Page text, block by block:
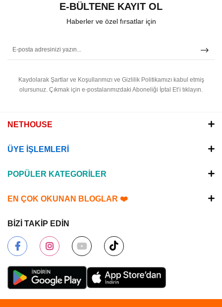
E-BÜLTENE KAYIT OL
Haberler ve özel fırsatlar için
Kaydolarak Şartlar ve Koşullarımızı ve Gizlilik Politikamızı kabul etmiş
olursunuz. Çıkmak için e-postalarımızdaki Aboneliği İptal Et’i tıklayın.
NETHOUSE
ÜYE İŞLEMLERİ
POPÜLER KATEGORİLER
EN ÇOK OKUNAN BLOGLAR ❤️
BİZİ TAKİP EDİN